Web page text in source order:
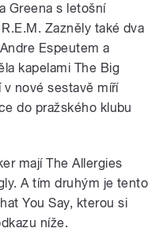
Greena s letošní
Zazněly také dva
Espeutem a
kapelami The Big
nové sestavě míří
do pražského klubu
mají The Allergies
A tím druhým je tento
You Say, kterou si
níže.